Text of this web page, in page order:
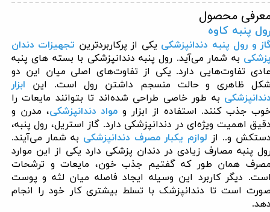
محصول
پنبه کاوه
و رول پنبه دندانپزشکی یکی از پرکاربردترین تجهیزات دندان
به شمار می‌آید. رول پنبه دندانپزشکی با بسته ­های پنبه
تفاوت‌هایی دارد. یکی از تفاوت‌های اصلی میان این دو
ظاهری و حالت منسجم داشتن رول است. این ابزار
به طور خاصی طراحی شده‌اند تا بتوانند مایعات را
جذب کنند. استفاده از ابزار و مواد دندانپزشکی، مدرن و
اهمیت ویژه‌ای در دندانپزشکی دارد. گاز استریل، رول پنبه،
و.. از لوازم یکبار مصرف دندانپزشکی به شمار می‌آیند.
پنبه مصارف زیادی در دندان پزشکی دارد یکی از این موارد
همان طور که گفتیم جذب خون، مایعات و ترشحات
دیگر کاربرد این وسیله ایجاد فاصله میان لثه و پوست
است تا دندانپزشک با تسلط بیشتری کار خود را انجام
.